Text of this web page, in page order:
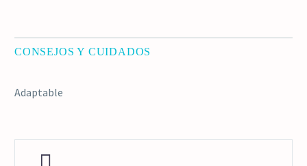
CONSEJOS Y CUIDADOS
Adaptable